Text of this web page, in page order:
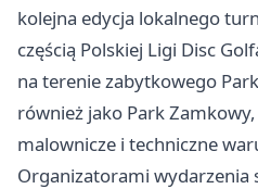
kolejna edycja lokalnego
częścią Polskiej Ligi Disc
na terenie zabytkowego
również jako Park
malownicze i techniczne
Organizatorami wydarzenia